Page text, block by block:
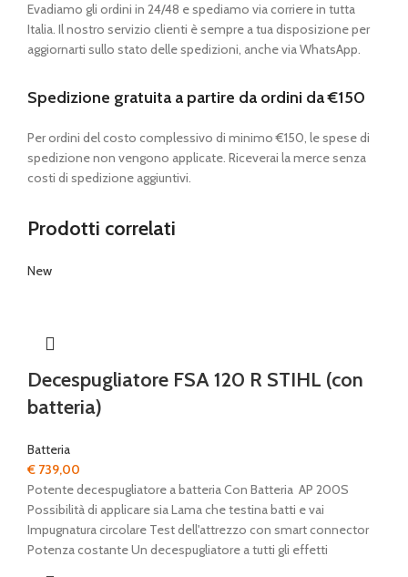
Evadiamo gli ordini in 24/48 e spediamo via corriere in tutta
Italia. Il nostro servizio clienti è sempre a tua disposizione per
aggiornarti sullo stato delle spedizioni, anche via WhatsApp.
Spedizione gratuita a partire da ordini da €150
Per ordini del costo complessivo di minimo €150, le spese di
spedizione non vengono applicate. Riceverai la merce senza
costi di spedizione aggiuntivi.
Prodotti correlati
New
Decespugliatore FSA 120 R STIHL (con
batteria)
Batteria
€ 739,00
Potente decespugliatore a batteria Con Batteria AP 200S
Possibilità di applicare sia Lama che testina batti e vai
Impugnatura circolare Test dell'attrezzo con smart connector
Potenza costante Un decespugliatore a tutti gli effetti